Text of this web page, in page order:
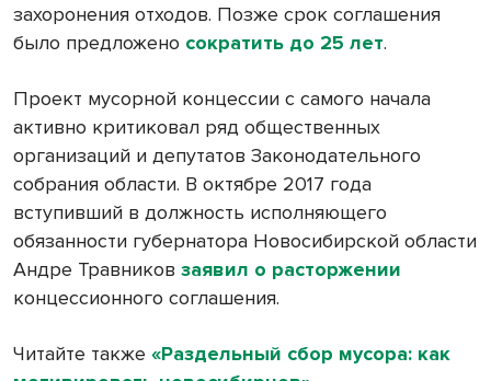
захоронения отходов. Позже срок соглашения
было предложено сократить до 25 лет.
Проект мусорной концессии с самого начала
активно критиковал ряд общественных
организаций и депутатов Законодательного
собрания области. В октябре 2017 года
вступивший в должность исполняющего
обязанности губернатора Новосибирской области
Андре Травников заявил о расторжении
концессионного соглашения.
Читайте также «Раздельный сбор мусора: как